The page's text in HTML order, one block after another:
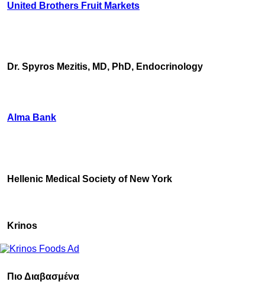
United Brothers Fruit Markets
Dr. Spyros Mezitis, MD, PhD, Endocrinology
Alma Bank
Hellenic Medical Society of New York
Krinos
Πιο Διαβασμένα